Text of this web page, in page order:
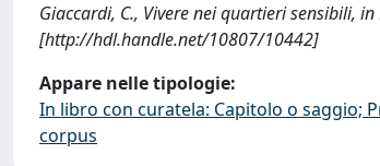
Giaccardi, C., Vivere nei quartieri sensibili,
[http://hdl.handle.net/10807/10442]
Appare nelle tipologie:
In libro con curatela: Capitolo o saggio;
corpus